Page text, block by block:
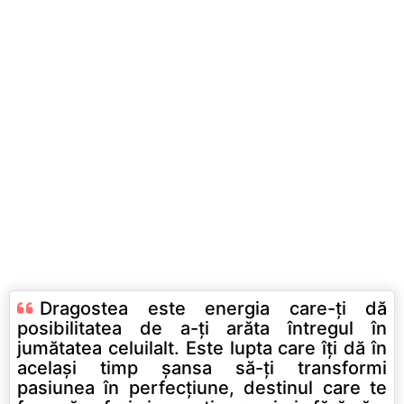
Dragostea este energia care-ţi dă
posibilitatea de a-ţi arăta întregul în
jumătatea celuilalt. Este lupta care îţi dă în
acelaşi timp şansa să-ţi transformi
pasiunea în perfecţiune, destinul care te